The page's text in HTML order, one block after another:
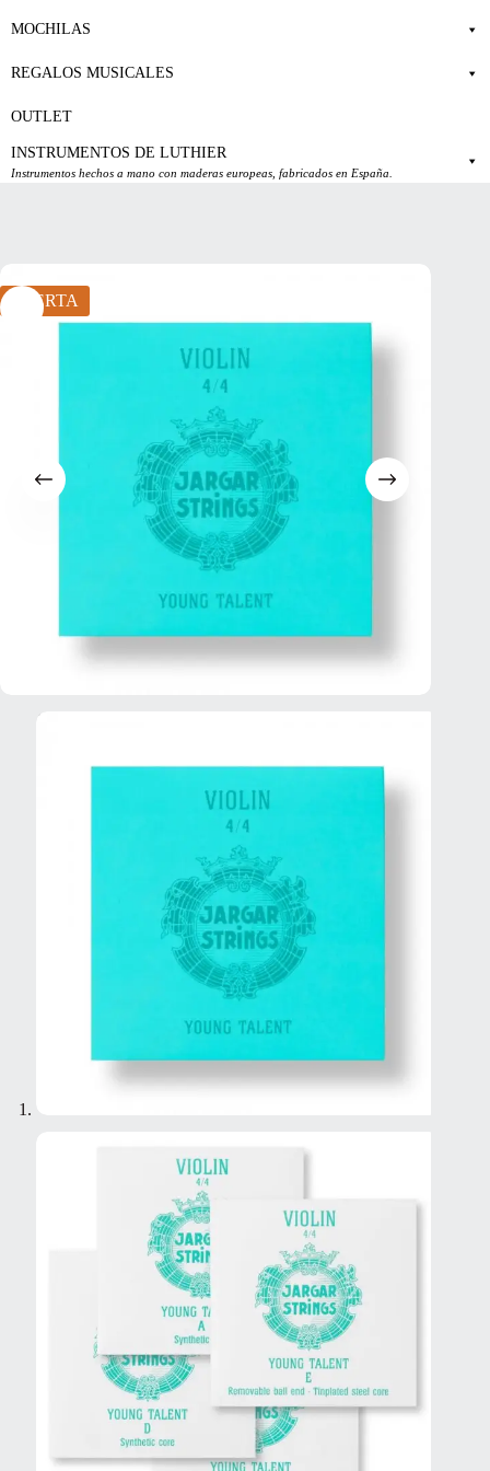
MOCHILAS
REGALOS MUSICALES
OUTLET
INSTRUMENTOS DE LUTHIER
Instrumentos hechos a mano con maderas europeas, fabricados en España.
OFERTA